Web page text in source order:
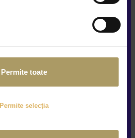
Permite toate
Permite selecția